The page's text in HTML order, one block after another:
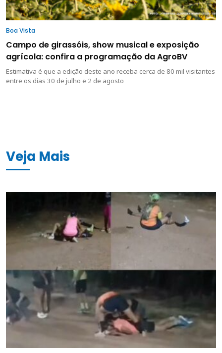
Boa Vista
Campo de girassóis, show musical e exposição
agrícola: confira a programação da AgroBV
Estimativa é que a edição deste ano receba cerca de 80 mil visitantes
entre os dias 30 de julho e 2 de agosto
Veja Mais